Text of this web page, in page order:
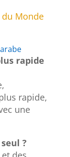
Monde
rapide
rapide,
une
?